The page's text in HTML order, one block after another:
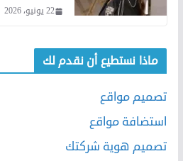
22 يونيو، 2026
ماذا نستطيع أن نقدم لك
تصميم مواقع
استضافة مواقع
تصميم هوية شركتك